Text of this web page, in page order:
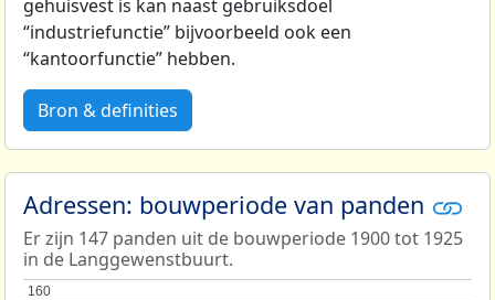
gehuisvest is kan naast gebruiksdoel
“industriefunctie” bijvoorbeeld ook een
“kantoorfunctie” hebben.
Bron & definities
Adressen: bouwperiode van panden
Er zijn 147 panden uit de bouwperiode 1900 tot 1925
in de Langgewenstbuurt.
160
160